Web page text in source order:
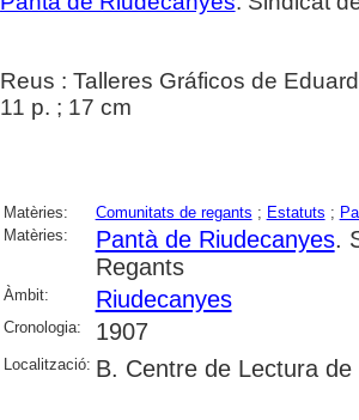
Reus : Talleres Gráficos de
11 p. ; 17 cm
Matèries: Comunitats de regants ; Estatuts ;
Matèries:
Pantà de Riudecanyes.
Regants
Àmbit: Riudecanyes
Cronologia: 1907
Localització: B. Centre de Lectura de